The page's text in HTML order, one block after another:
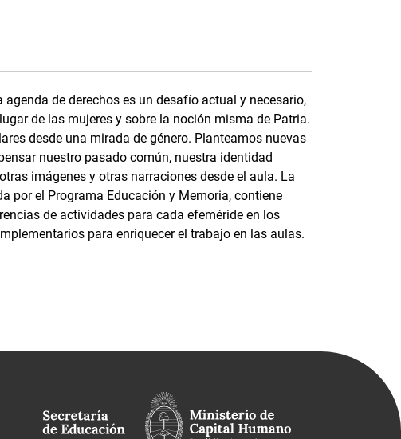
de derechos es un desafío actual y necesario,
de las mujeres y sobre la noción misma de Patria.
desde una mirada de género. Planteamos nuevas
nuestro pasado común, nuestra identidad
imágenes y otras narraciones desde el aula. La
por el Programa Educación y Memoria, contiene
de actividades para cada efeméride en los
para enriquecer el trabajo en las aulas.